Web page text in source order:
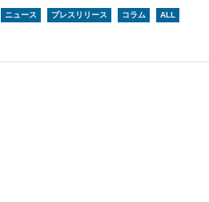
ニュース プレスリリース コラム ALL